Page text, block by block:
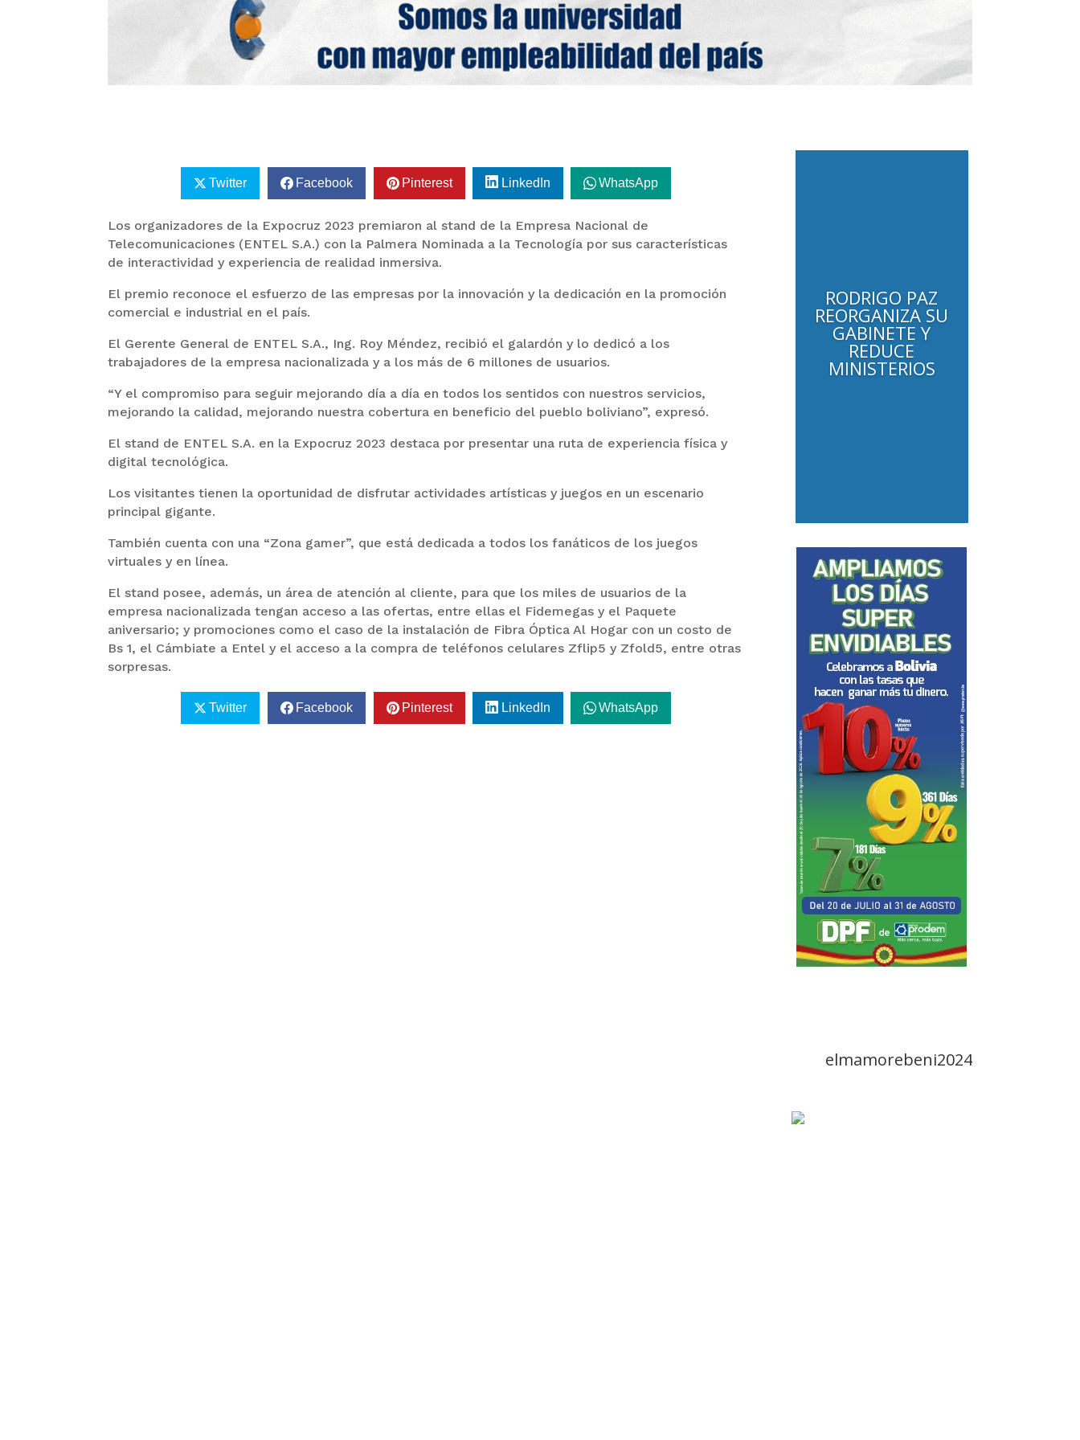
Twitter Facebook Pinterest LinkedIn WhatsApp
Los organizadores de la Expocruz 2023 premiaron al stand de la Empresa Nacional de
Telecomunicaciones (ENTEL S.A.) con la Palmera Nominada a la Tecnología por sus características
de interactividad y experiencia de realidad inmersiva.
El premio reconoce el esfuerzo de las empresas por la innovación y la dedicación en la promoción
comercial e industrial en el país.
El Gerente General de ENTEL S.A., Ing. Roy Méndez, recibió el galardón y lo dedicó a los
trabajadores de la empresa nacionalizada y a los más de 6 millones de usuarios.
“Y el compromiso para seguir mejorando día a día en todos los sentidos con nuestros servicios,
mejorando la calidad, mejorando nuestra cobertura en beneficio del pueblo boliviano”, expresó.
El stand de ENTEL S.A. en la Expocruz 2023 destaca por presentar una ruta de experiencia física y
digital tecnológica.
Los visitantes tienen la oportunidad de disfrutar actividades artísticas y juegos en un escenario
principal gigante.
También cuenta con una “Zona gamer”, que está dedicada a todos los fanáticos de los juegos
virtuales y en línea.
El stand posee, además, un área de atención al cliente, para que los miles de usuarios de la
empresa nacionalizada tengan acceso a las ofertas, entre ellas el Fidemegas y el Paquete
aniversario; y promociones como el caso de la instalación de Fibra Óptica Al Hogar con un costo de
Bs 1, el Cámbiate a Entel y el acceso a la compra de teléfonos celulares Zflip5 y Zfold5, entre otras
sorpresas.
Twitter Facebook Pinterest LinkedIn WhatsApp
RODRIGO PAZ
REORGANIZA SU
GABINETE Y
REDUCE
MINISTERIOS
elmamorebeni2024